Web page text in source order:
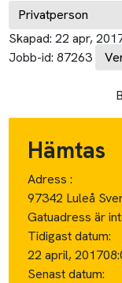
Privatperson
Skapad: 22 apr,
Jobb-id: 87263
Hämtas
Adress :
97342 Luleå
Gatuadress är
Tidigast datum:
22 april, 2017
Senast datum: